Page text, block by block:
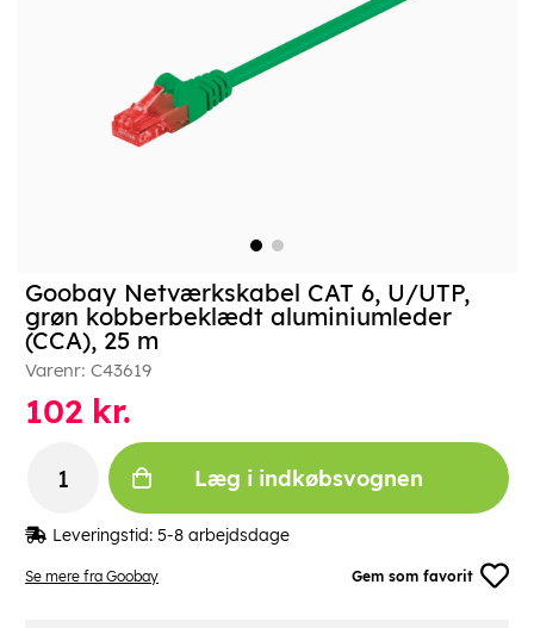
Se mere fra Goobay Gem som favorit
Goobay Netværkskabel CAT 6, U/UTP,
grøn kobberbeklædt aluminiumleder
(CCA), 25 m
Varenr: C43619
102 kr.
Læg i indkøbsvognen
Leveringstid: 5-8 arbejdsdage